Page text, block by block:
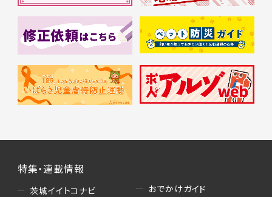
特集・連載情報
茨城イイトコナビ
おでかけガイド